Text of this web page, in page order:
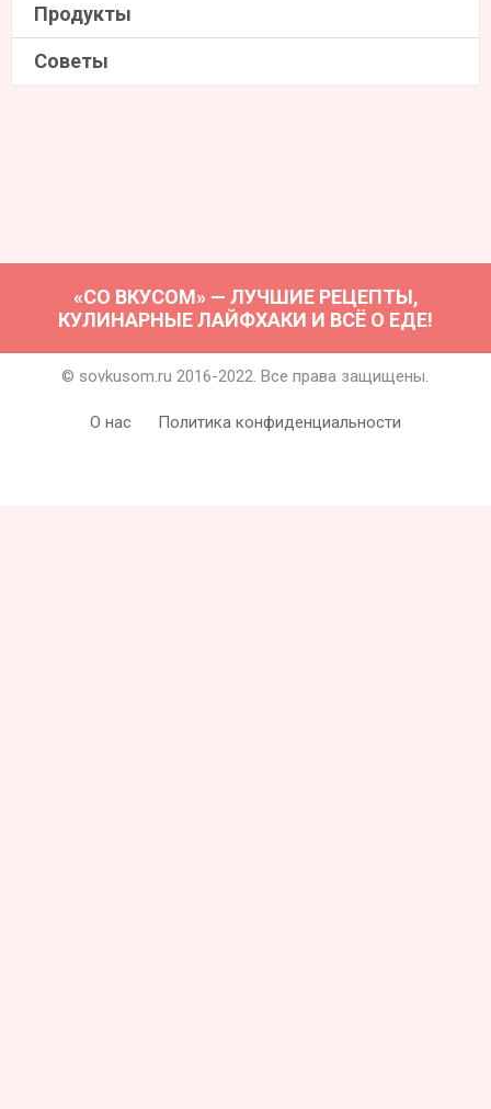
Продукты
Советы
«СО ВКУСОМ» — ЛУЧШИЕ РЕЦЕПТЫ,
КУЛИНАРНЫЕ ЛАЙФХАКИ И ВСЁ О ЕДЕ!
© sovkusom.ru 2016-2022. Все права защищены.
О нас Политика конфиденциальности